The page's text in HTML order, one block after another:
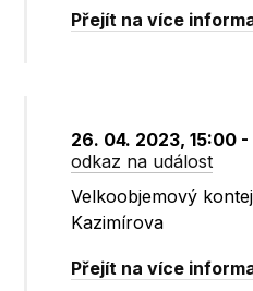
Přejít na více
26. 04. 2023, 15:00 -
odkaz na událost
Velkoobjemový
Kazimírova
Přejít na více